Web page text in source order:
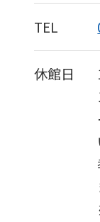
TEL
休館日